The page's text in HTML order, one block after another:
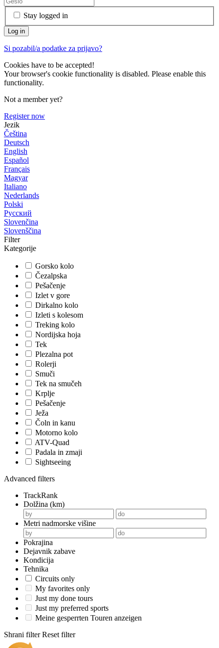
Stay logged in
Si pozabil/a podatke za prijavo?
Cookies have to be accepted!
Your browser's cookie functionality is disabled. Please enable this
functionality.
Not a member yet?
Register now
Jezik
Čeština
Deutsch
English
Español
Français
Magyar
Italiano
Nederlands
Polski
Русский
Slovenčina
Slovenščina
Filter
Kategorije
Gorsko kolo
Čezalpska
Pešačenje
Izlet v gore
Dirkalno kolo
Izleti s kolesom
Treking kolo
Nordijska hoja
Tek
Plezalna pot
Rolerji
Smuči
Tek na smučeh
Krplje
Pešačenje
Ježa
Čoln in kanu
Motorno kolo
ATV-Quad
Padala in zmaji
Sightseeing
Advanced filters
TrackRank
Dolžina (km)
Metri nadmorske višine
Pokrajina
Dejavnik zabave
Kondicija
Tehnika
Circuits only
My favorites only
Just my done tours
Just my preferred sports
Meine gesperrten Touren anzeigen
Shrani filter Reset filter